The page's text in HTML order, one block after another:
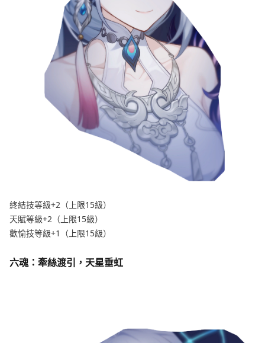
終結技等級+2（上限15級）
天賦等級+2（上限15級）
歡愉技等級+1（上限15級）
六魂：牽絲渡引，天星垂虹